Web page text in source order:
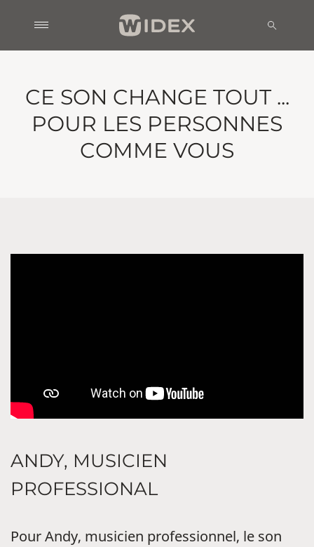
CE SON CHANGE TOUT ...
POUR LES PERSONNES
COMME VOUS
ANDY, MUSICIEN
PROFESSIONAL
Pour Andy, musicien professionnel, le son